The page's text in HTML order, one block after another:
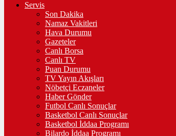
Servis
Son Dakika
Namaz Vakitleri
Hava Durumu
Gazeteler
Canlı Borsa
Canlı TV
Puan Durumu
TV Yayın Akışları
Nöbetçi Eczaneler
Haber Gönder
Futbol Canlı Sonuçlar
Basketbol Canlı Sonuçlar
Basketbol İddaa Programı
Bilardo İddaa Programı